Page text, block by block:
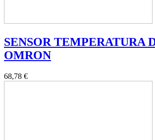
SENSOR TEMPERATURA
OMRON
68,78 €